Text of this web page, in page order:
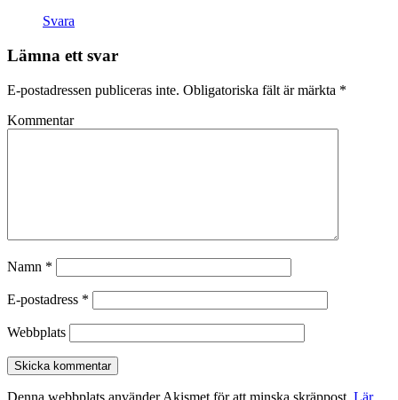
Svara
Lämna ett svar
E-postadressen publiceras inte. Obligatoriska fält är märkta *
Kommentar
Namn *
E-postadress *
Webbplats
Denna webbplats använder Akismet för att minska skräppost. Lär